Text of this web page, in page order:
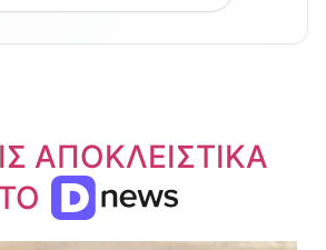
ΑΠΟΚΛΕΙΣΤΙΚΑ